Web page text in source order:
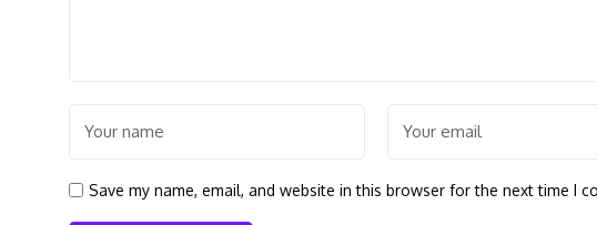
Save my name, email, and website in this browser for the next time I